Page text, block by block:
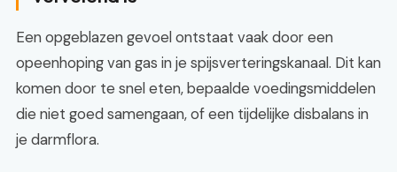
Een opgeblazen gevoel ontstaat vaak door een
opeenhoping van gas in je spijsverteringskanaal. Dit kan
komen door te snel eten, bepaalde voedingsmiddelen
die niet goed samengaan, of een tijdelijke disbalans in
je darmflora.